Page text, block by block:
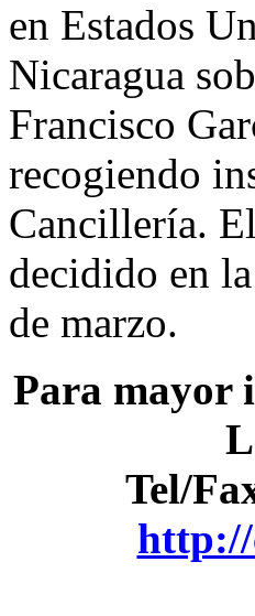
en Estados
Nicaragua
Francisco
recogiendo
Cancillería.
decidido en
de marzo.
Para mayor
Tel/